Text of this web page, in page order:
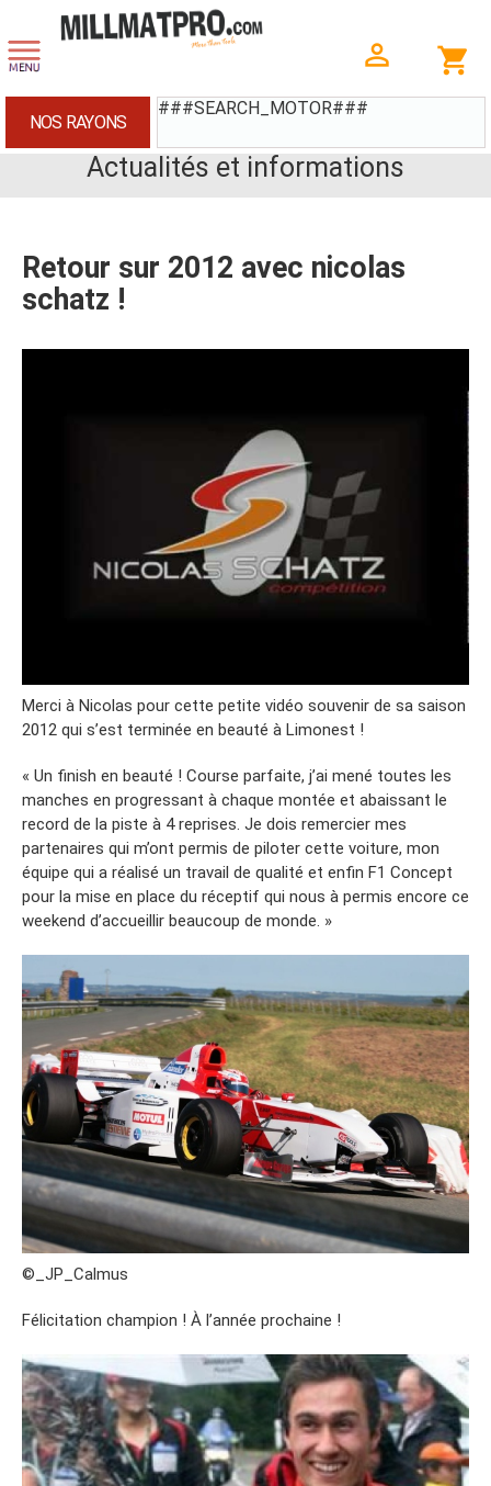
###SEARCH_MOTOR###
NOS RAYONS
Actualités et informations
Retour sur 2012 avec nicolas
schatz !
Merci à Nicolas pour cette petite vidéo souvenir de sa saison
2012 qui s’est terminée en beauté à Limonest !
« Un finish en beauté ! Course parfaite, j’ai mené toutes les
manches en progressant à chaque montée et abaissant le
record de la piste à 4 reprises. Je dois remercier mes
partenaires qui m’ont permis de piloter cette voiture, mon
équipe qui a réalisé un travail de qualité et enfin F1 Concept
pour la mise en place du réceptif qui nous à permis encore ce
weekend d’accueillir beaucoup de monde. »
©_JP_Calmus
Félicitation champion ! À l’année prochaine !